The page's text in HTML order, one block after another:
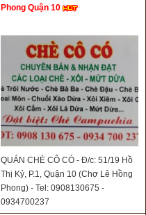
Phong Quận 10
QUÁN CHÈ CÔ CÓ - Đ/c: 51/19 Hồ
Thị Kỷ, P.1, Quận 10 (Chợ Lê Hồng
Phong) - Tel: 0908130675 -
0934700237